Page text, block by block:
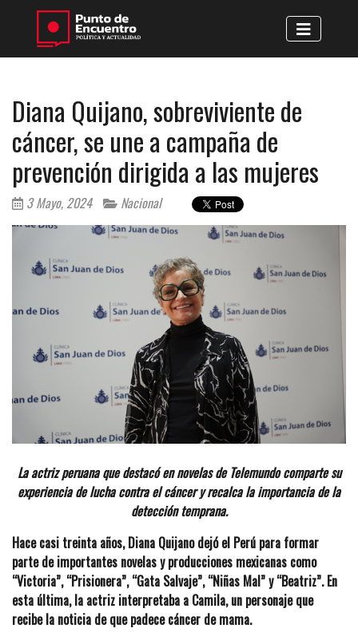
Diana Quijano, sobreviviente de
cáncer, se une a campaña de
prevención dirigida a las mujeres
3 Mayo, 2024 Nacional
La actriz peruana que destacó en novelas de Telemundo comparte su
experiencia de lucha contra el cáncer y recalca la importancia de la
detección temprana.
Hace casi treinta años, Diana Quijano dejó el Perú para formar
parte de importantes novelas y producciones mexicanas como
“Victoria”, “Prisionera”, “Gata Salvaje”, “Niñas Mal” y “Beatriz”. En
esta última, la actriz interpretaba a Camila, un personaje que
recibe la noticia de que padece cáncer de mama.